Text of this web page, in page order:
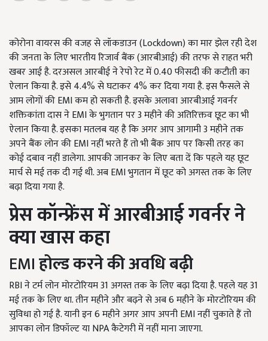
कोरोना वायरस की वजह से लॉकडाउन (Lockdown)का मार झेल रही देश
की जनता के लिए भारतीय रिजार्व बैंक (आरबीआई) की तरफ से राहत भरी
खबर आई है. दरअसल आरबीई ने रेपो रेट में 0.40 फीसदी की कटौती का
ऐलान किया है. इसे 4.4% से घटाकर 4% कर दिया गया है. इस फैसले से
आम लोगों कीEMIकम हो सकती है. इसके अलावा आरबीआई गवर्नर
शक्तिकांता दास नेEMIके भुगतान पर 3 महीने की अतिरिक्तव छूट का भी
ऐलान किया है. इसका मतलब यह है कि अगर आप आगामी 3 महीने तक
अपने बैंक लोन कीEMIनहीं भरते हैं तो भी बैंक आप पर किसी तरह का
कोई दबाव नहीं डालेगा. आपकी जानकर के लिए बता दें कि पहले यह छूट
मार्च से मई तक दी गई थी. अबEMIभुगतान में छूट को अगस्त तक के लिए
बढ़ा दिया गया है.
प्रेस कॉन्फ्रेंस में आरबीआई गवर्नर ने
क्या खास कहा
EMIहोल्ड करने की अवधि बढ़ी
RBIने टर्म लोन मोरटोरियम 31 अगस्त तक के लिए बढ़ा दिया है. पहले यह 31
मई तक के लिए था. तीन महीने और बढ़ने से अब 6 महीने के मोरटोरियम की
सुविधा हो गई है. यानी इन 6 महीने अगर आप अपनीEMIनहीं चुकाते हैं तो
आपका लोन डिफॉल्ट याNPAकैटेगरी में नहीं माना जाएगा.